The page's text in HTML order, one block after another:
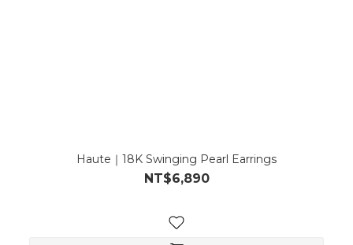
Haute｜18K Swinging Pearl Earrings
NT$6,890